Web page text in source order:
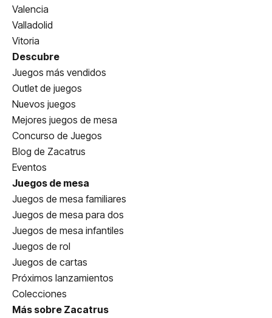
Valencia
Valladolid
Vitoria
Descubre
Juegos más vendidos
Outlet de juegos
Nuevos juegos
Mejores juegos de mesa
Concurso de Juegos
Blog de Zacatrus
Eventos
Juegos de mesa
Juegos de mesa familiares
Juegos de mesa para dos
Juegos de mesa infantiles
Juegos de rol
Juegos de cartas
Próximos lanzamientos
Colecciones
Más sobre Zacatrus